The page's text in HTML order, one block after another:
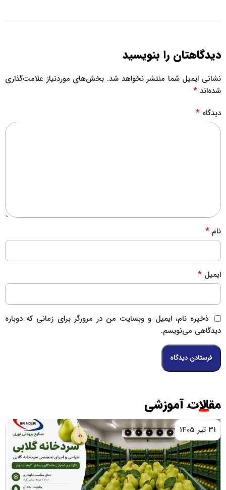
دیدگاهتان را بنویسید
نشانی ایمیل شما منتشر نخواهد شد. بخش‌های موردنیاز علامت‌گذاری
شده‌اند *
دیدگاه *
نام *
ایمیل *
ذخیره نام، ایمیل و وبسایت من در مرورگر برای زمانی که دوباره
دیدگاهی می‌نویسم.
مقالات آموزشی
31 تیر 1405